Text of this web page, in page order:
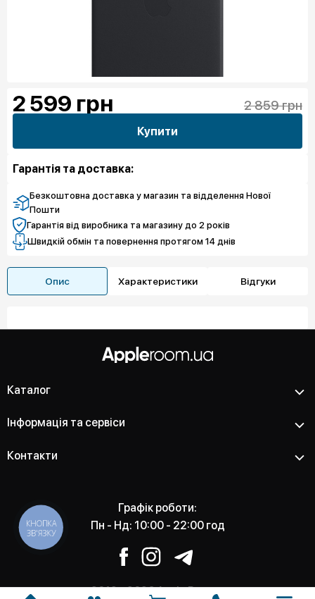
2 599 грн 2 859 грн
Купити
Гарантія та доставка:
Безкоштовна доставка у магазин та відделення Нової
Пошти
Гарантія від виробника та магазину до 2 років
Швидкій обмін та повернення протягом 14 днів
Опис Характеристики Відгуки
Каталог
Інформація та сервіси
Контакти
Графік роботи:
Пн - Нд: 10:00 - 22:00 год
2012 - 2026 Apple Room -
КНОПКА
ЗВ'ЯЗКУ